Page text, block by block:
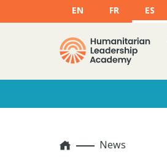
EN FR ES
Home News